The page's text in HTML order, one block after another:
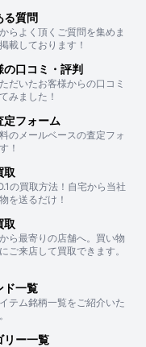
る質問
らよく頂くご質問を集めま
載しております！
の口コミ・評判
だいたお客様からの口コミ
みました！
定フォーム
のメールベースの査定フォ
！
取
の買取方法！自宅から当社
を送るだけ！
取
ら最寄りの店舗へ。買い物
ご来店して買取できます。
ド一覧
テム銘柄一覧をご紹介いた
リー一覧